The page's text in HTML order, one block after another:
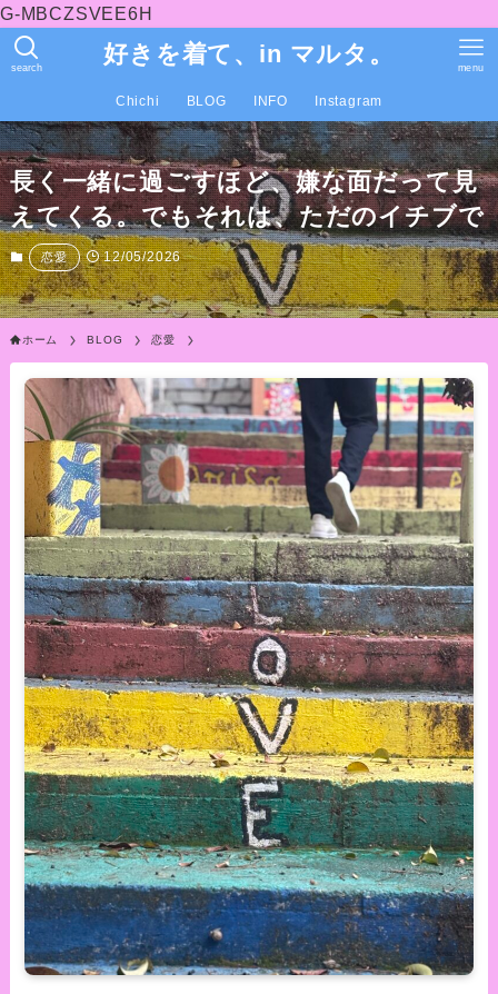
G-MBCZSVEE6H
好きを着て、in マルタ。
search menu
Chichi BLOG INFO Instagram
長く一緒に過ごすほど、嫌な面だって見
えてくる。でもそれは、ただのイチブで
恋愛 12/05/2026
ホーム BLOG 恋愛